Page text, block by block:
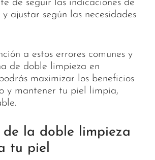
de seguir las indicaciones de
ajustar según las necesidades
a estos errores comunes y
de doble limpieza en
maximizar los beneficios
y mantener tu piel limpia,
de la doble limpieza
tu piel